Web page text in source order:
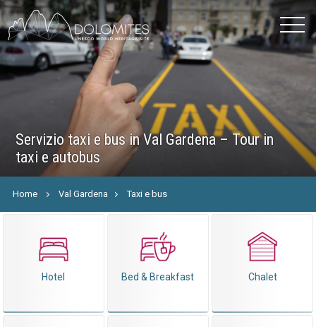
Servizio taxi e bus in Val Gardena – Tour in
taxi e autobus
Home Val Gardena Taxi e bus
Hotel Bed & Breakfast Chalet